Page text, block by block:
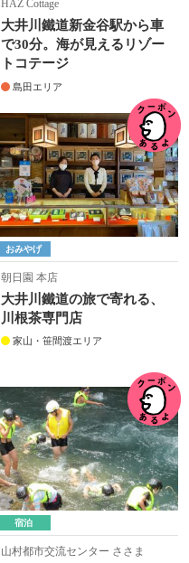
HAZ Cottage
大井川鐵道新金谷駅から車
で30分。海が見えるリゾー
トコテージ
島田エリア
おみやげ
朝日園 本店
大井川鐵道の旅で寄れる、
川根茶専門店
家山・笹間渡エリア
宿泊
山村都市交流センター ささま